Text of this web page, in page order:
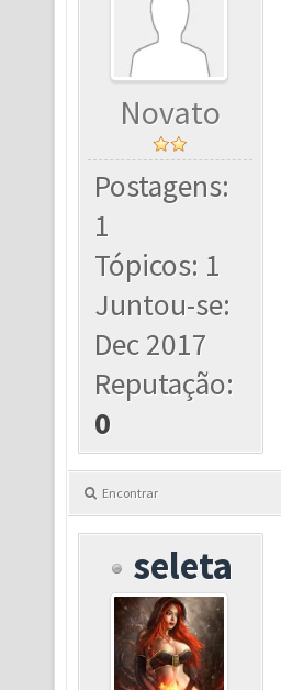
Novato
Postagens:
1
Tópicos: 1
Juntou-se:
Dec 2017
Reputação:
0
Encontrar
seleta